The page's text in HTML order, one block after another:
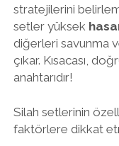
stratejilerini
setler yüksek
diğerleri savunma
çıkar. Kısacası,
anahtarıdır!
Silah setlerinin
faktörlere dikkat